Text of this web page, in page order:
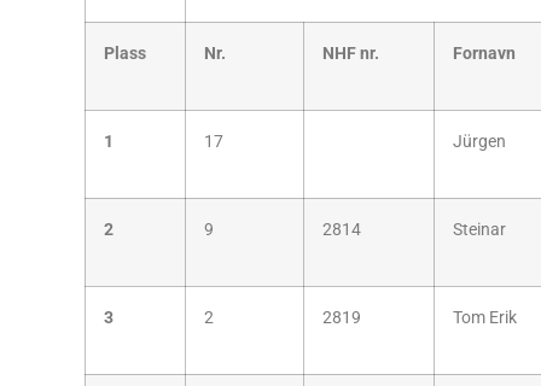
Plass Nr. NHF nr. Fornavn
1 17 Jürgen
2 9 2814 Steinar
3 2 2819 Tom Erik